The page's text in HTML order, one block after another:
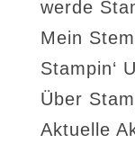
werde
Mein
Stampin‘
Über
Aktuelle